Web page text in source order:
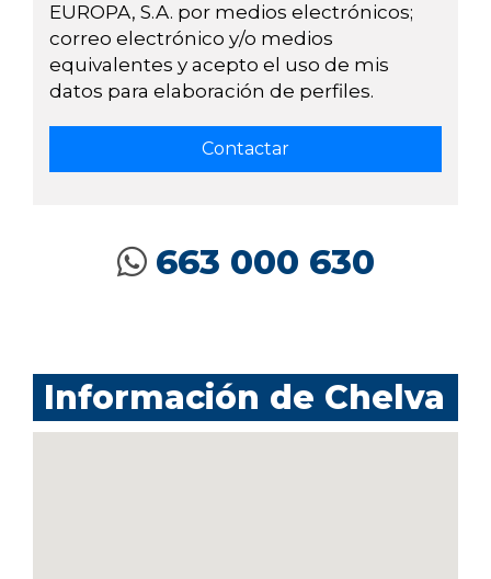
EUROPA, S.A. por medios electrónicos;
correo electrónico y/o medios
equivalentes y acepto el uso de mis
datos para elaboración de perfiles.
663 000 630
Información de Chelva